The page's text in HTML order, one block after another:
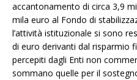
accantonamento di circa 3,9
mila euro al Fondo di
l’attività istituzionale si sono
di euro derivanti dal risparmio
percepiti dagli Enti non
sommano quelle per il